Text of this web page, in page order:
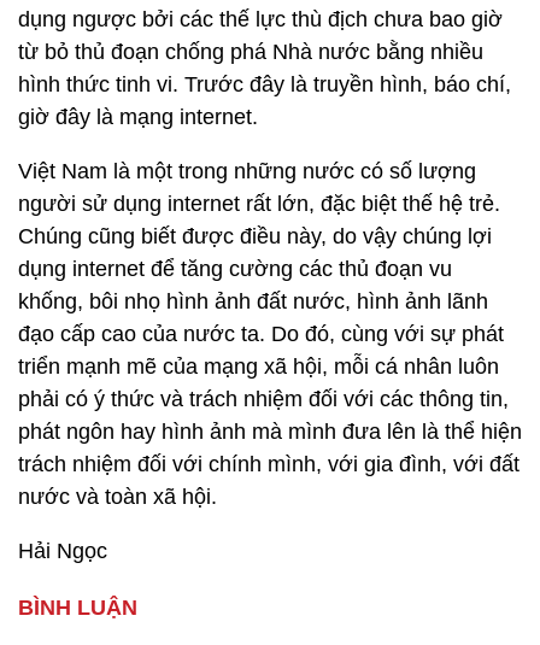
dụng ngược bởi các thế lực thù địch chưa bao giờ
từ bỏ thủ đoạn chống phá Nhà nước bằng nhiều
hình thức tinh vi. Trước đây là truyền hình, báo chí,
giờ đây là mạng internet.
Việt Nam là một trong những nước có số lượng
người sử dụng internet rất lớn, đặc biệt thế hệ trẻ.
Chúng cũng biết được điều này, do vậy chúng lợi
dụng internet để tăng cường các thủ đoạn vu
khống, bôi nhọ hình ảnh đất nước, hình ảnh lãnh
đạo cấp cao của nước ta. Do đó, cùng với sự phát
triển mạnh mẽ của mạng xã hội, mỗi cá nhân luôn
phải có ý thức và trách nhiệm đối với các thông tin,
phát ngôn hay hình ảnh mà mình đưa lên là thể hiện
trách nhiệm đối với chính mình, với gia đình, với đất
nước và toàn xã hội.
Hải Ngọc